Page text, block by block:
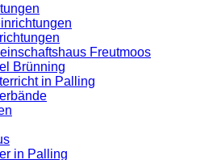
Freutmoos
Brünning
in Palling
in Palling